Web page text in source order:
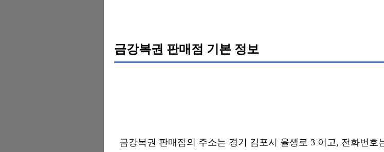
금강복권 판매점 기본 정보
금강복권 판매점의 주소는 경기 김포시 율생로 3 이고, 전화번호